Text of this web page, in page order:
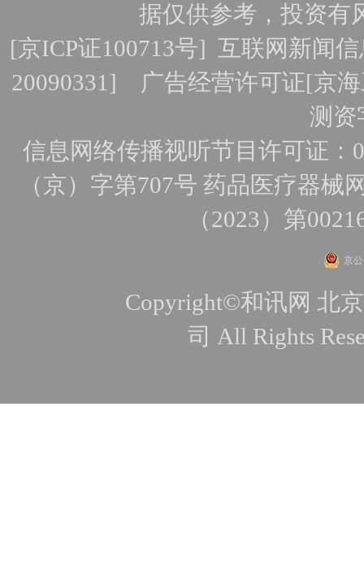
据仅供参考，投资有
[京ICP证100713号]互联网新闻
20090331] 广告经营许可证[京
测资
信息网络传播视听节目许可证：
（京）字第707号 药品医疗器械
（2023）第
京
Copyright©和讯网 北
司 All Rights